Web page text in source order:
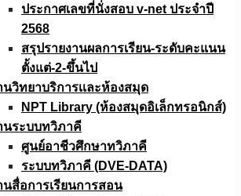
ประกาศเลขที่นั่งสอบ v-net ประจำปี
2568
สรุปรายงานผลการเรียน-ระดับคะแนน
ตั้งแต่-2-ขึ้นไป
นวิทยาบริการเเละห้องสมุด
NPT Library (ห้องสมุดอิเล็กทรอนิกส์)
นระบบทวิภาคี
ศูนย์อาชีวศึกษาทวิภาคี
ระบบทวิภาคี (DVE-DATA)
นสื่อการเรียนการสอน